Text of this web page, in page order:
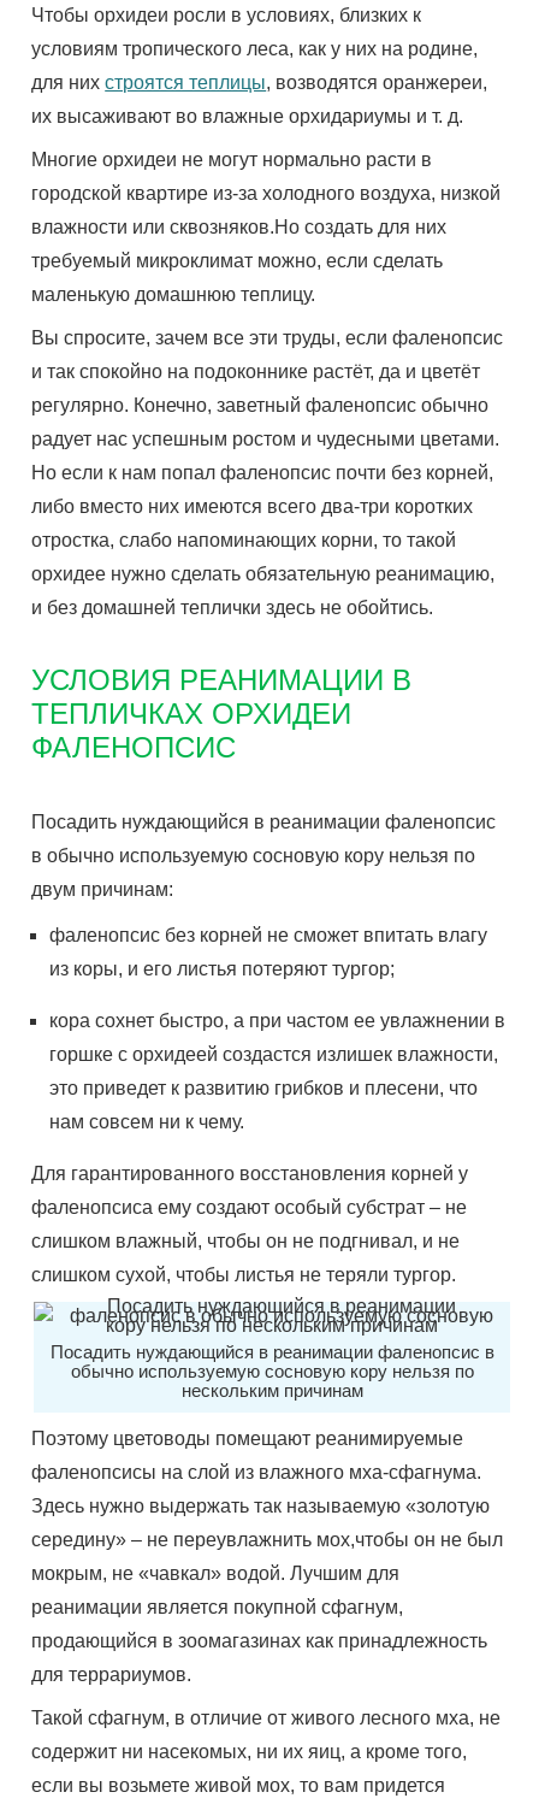
Чтобы орхидеи росли в условиях, близких к
условиям тропического леса, как у них на родине,
для нихстроятся теплицы, возводятся оранжереи,
их высаживают во влажные орхидариумы и т. д.
Многие орхидеи не могут нормально расти в
городской квартире из-за холодного воздуха, низкой
влажности или сквозняков.Но создать для них
требуемый микроклимат можно, если сделать
маленькую домашнюю теплицу.
Вы спросите, зачем все эти труды, если фаленопсис
и так спокойно на подоконнике растёт, да и цветёт
регулярно. Конечно, заветный фаленопсис обычно
радует нас успешным ростом и чудесными цветами.
Но если к нам попал фаленопсис почти без корней,
либо вместо них имеются всего два-три коротких
отростка, слабо напоминающих корни, то такой
орхидее нужно сделать обязательную реанимацию,
и без домашней теплички здесь не обойтись.
УСЛОВИЯ РЕАНИМАЦИИ В
ТЕПЛИЧКАХ ОРХИДЕИ
ФАЛЕНОПСИС
Посадить нуждающийся в реанимации фаленопсис
в обычно используемую сосновую кору нельзя по
двум причинам:
фаленопсис без корней не сможет впитать влагу
из коры, и его листья потеряют тургор;
кора сохнет быстро, а при частом ее увлажнении в
горшке с орхидеей создастся излишек влажности,
это приведет к развитию грибков и плесени, что
нам совсем ни к чему.
Для гарантированного восстановления корней у
фаленопсиса ему создают особый субстрат – не
слишком влажный, чтобы он не подгнивал, и не
слишком сухой, чтобы листья не теряли тургор.
Посадить нуждающийся в реанимации фаленопсис в
обычно используемую сосновую кору нельзя по
нескольким причинам
Поэтому цветоводы помещают реанимируемые
фаленопсисы на слой из влажного мха-сфагнума.
Здесь нужно выдержать так называемую «золотую
середину» – не переувлажнить мох,чтобы он не был
мокрым, не «чавкал» водой. Лучшим для
реанимации является покупной сфагнум,
продающийся в зоомагазинах как принадлежность
для террариумов.
Такой сфагнум, в отличие от живого лесного мха, не
содержит ни насекомых, ни их яиц, а кроме того,
если вы возьмете живой мох, то вам придется